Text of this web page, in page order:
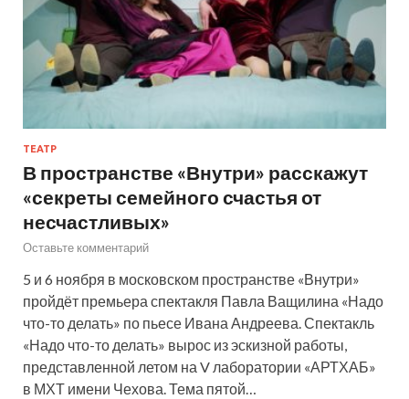
ТЕАТР
В пространстве «Внутри» расскажут
«секреты семейного счастья от
несчастливых»
Оставьте комментарий
5 и 6 ноября в московском пространстве «Внутри»
пройдёт премьера спектакля Павла Ващилина «Надо
что-то делать» по пьесе Ивана Андреева. Спектакль
«Надо что-то делать» вырос из эскизной работы,
представленной летом на V лаборатории «АРТХАБ»
в МХТ имени Чехова. Тема пятой…